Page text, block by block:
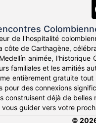
de l'hospitalité
côte de Carthagène,
animée,
familiales et les amitiés
entièrement gratuite
pour des connexions
construisent déjà de
guider vers votre
©